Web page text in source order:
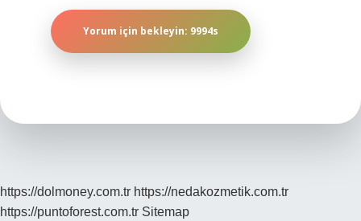
https://dolmoney.com.tr https://nedakozmetik.com.tr
https://puntoforest.com.tr Sitemap